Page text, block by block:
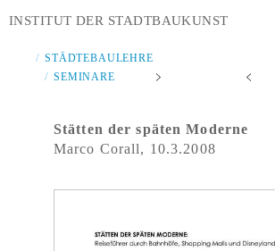
INSTITUT DER STADTBAUKUNST
STÄDTEBAULEHRE
SEMINARE
Stätten der späten Moderne
Marco Corall, 10.3.2008